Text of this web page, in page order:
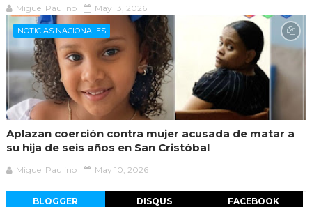
Miguel Paulino May 13, 2026
NOTICIAS NACIONALES
Aplazan coerción contra mujer acusada de matar a
su hija de seis años en San Cristóbal
Miguel Paulino May 10, 2026
BLOGGER DISQUS FACEBOOK